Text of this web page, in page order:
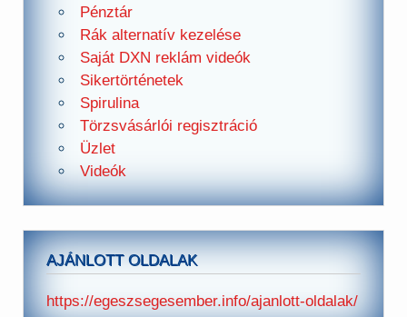
Pénztár
Rák alternatív kezelése
Saját DXN reklám videók
Sikertörténetek
Spirulina
Törzsvásárlói regisztráció
Üzlet
Videók
AJÁNLOTT OLDALAK
https://egeszsegesember.info/ajanlott-oldalak/